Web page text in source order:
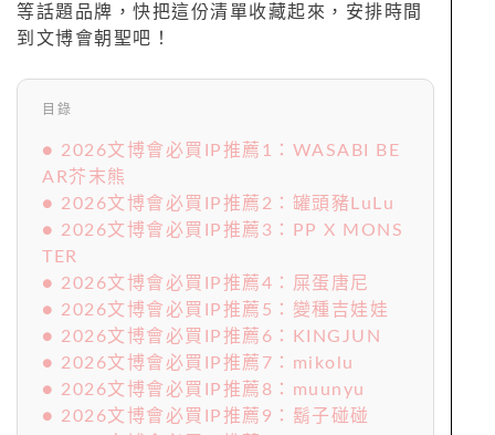
等話題品牌，快把這份清單收藏起來，安排時間
到文博會朝聖吧！
目錄
● 2026文博會必買IP推薦1：WASABI BE
AR芥末熊
● 2026文博會必買IP推薦2：罐頭豬LuLu
● 2026文博會必買IP推薦3：PP X MONS
TER
● 2026文博會必買IP推薦4：屎蛋唐尼
● 2026文博會必買IP推薦5：變種吉娃娃
● 2026文博會必買IP推薦6：KINGJUN
● 2026文博會必買IP推薦7：mikolu
● 2026文博會必買IP推薦8：muunyu
● 2026文博會必買IP推薦9：鬍子碰碰